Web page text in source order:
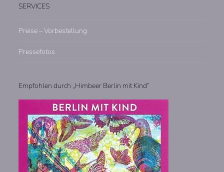
SERVICES
Preise – Vorbestellung
Pressefotos
Empfohlen durch „Himbeer Berlin mit Kind“